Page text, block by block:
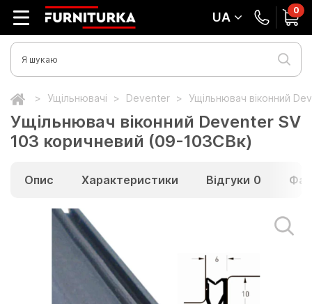
UA 0
Ущільнювачі Deventer Ущільнювач віконний
Ущільнювач віконний Deventer SV
103 коричневий (09-103СВк)
Опис Характеристики Відгуки 0